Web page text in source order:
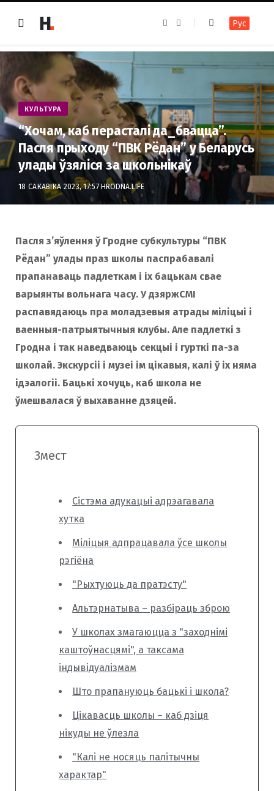
e
b
o
o
t
a
r
Рус
КУЛЬТУРА
“Хочам, каб перасталі да_бвацца”.
Пасля прыходу “ПВК Рёдан” у Беларусь
улады ўзяліся за школьнікаў
18 САКАВІКА 2023, 17:57HRODNA.LIFE
Пасля з’яўлення ў Гродне субкультуры “ПВК
Рёдан” улады праз школы паспрабавалі
прапанаваць падлеткам і іх бацькам свае
варыянты вольнага часу. У дзяржСМІ
распавядаюць пра моладзевыя атрады міліцыі і
ваенныя-патрыятычныя клубы. Але падлеткі з
Гродна і так наведваюць секцыі і гурткі па-за
школай. Экскурсіі і музеі ім цікавыя, калі ў іх няма
ідэалогіі. Бацькі хочуць, каб школа не
ўмешвалася ў выхаванне дзяцей.
Змест
Сістэма адукацыі адрэагавала
хутка
Міліцыя адпрацавала ўсе школы
рэгіёна
"Рыхтуюць да пратэсту"
Альтэрнатыва – разбіраць зброю
У школах змагаюцца з "заходнімі
каштоўнасцямі", а таксама
індывідуалізмам
Што прапануюць бацькі і школа?
Цікавасць школы – каб дзіця
нікуды не ўлезла
"Калі не носяць палітычны
характар"